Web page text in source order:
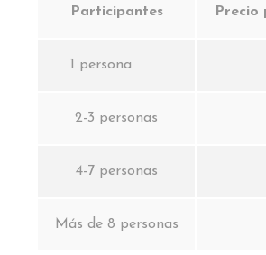
Participantes Precio
1 persona
2-3 personas
4-7 personas
Más de 8 personas